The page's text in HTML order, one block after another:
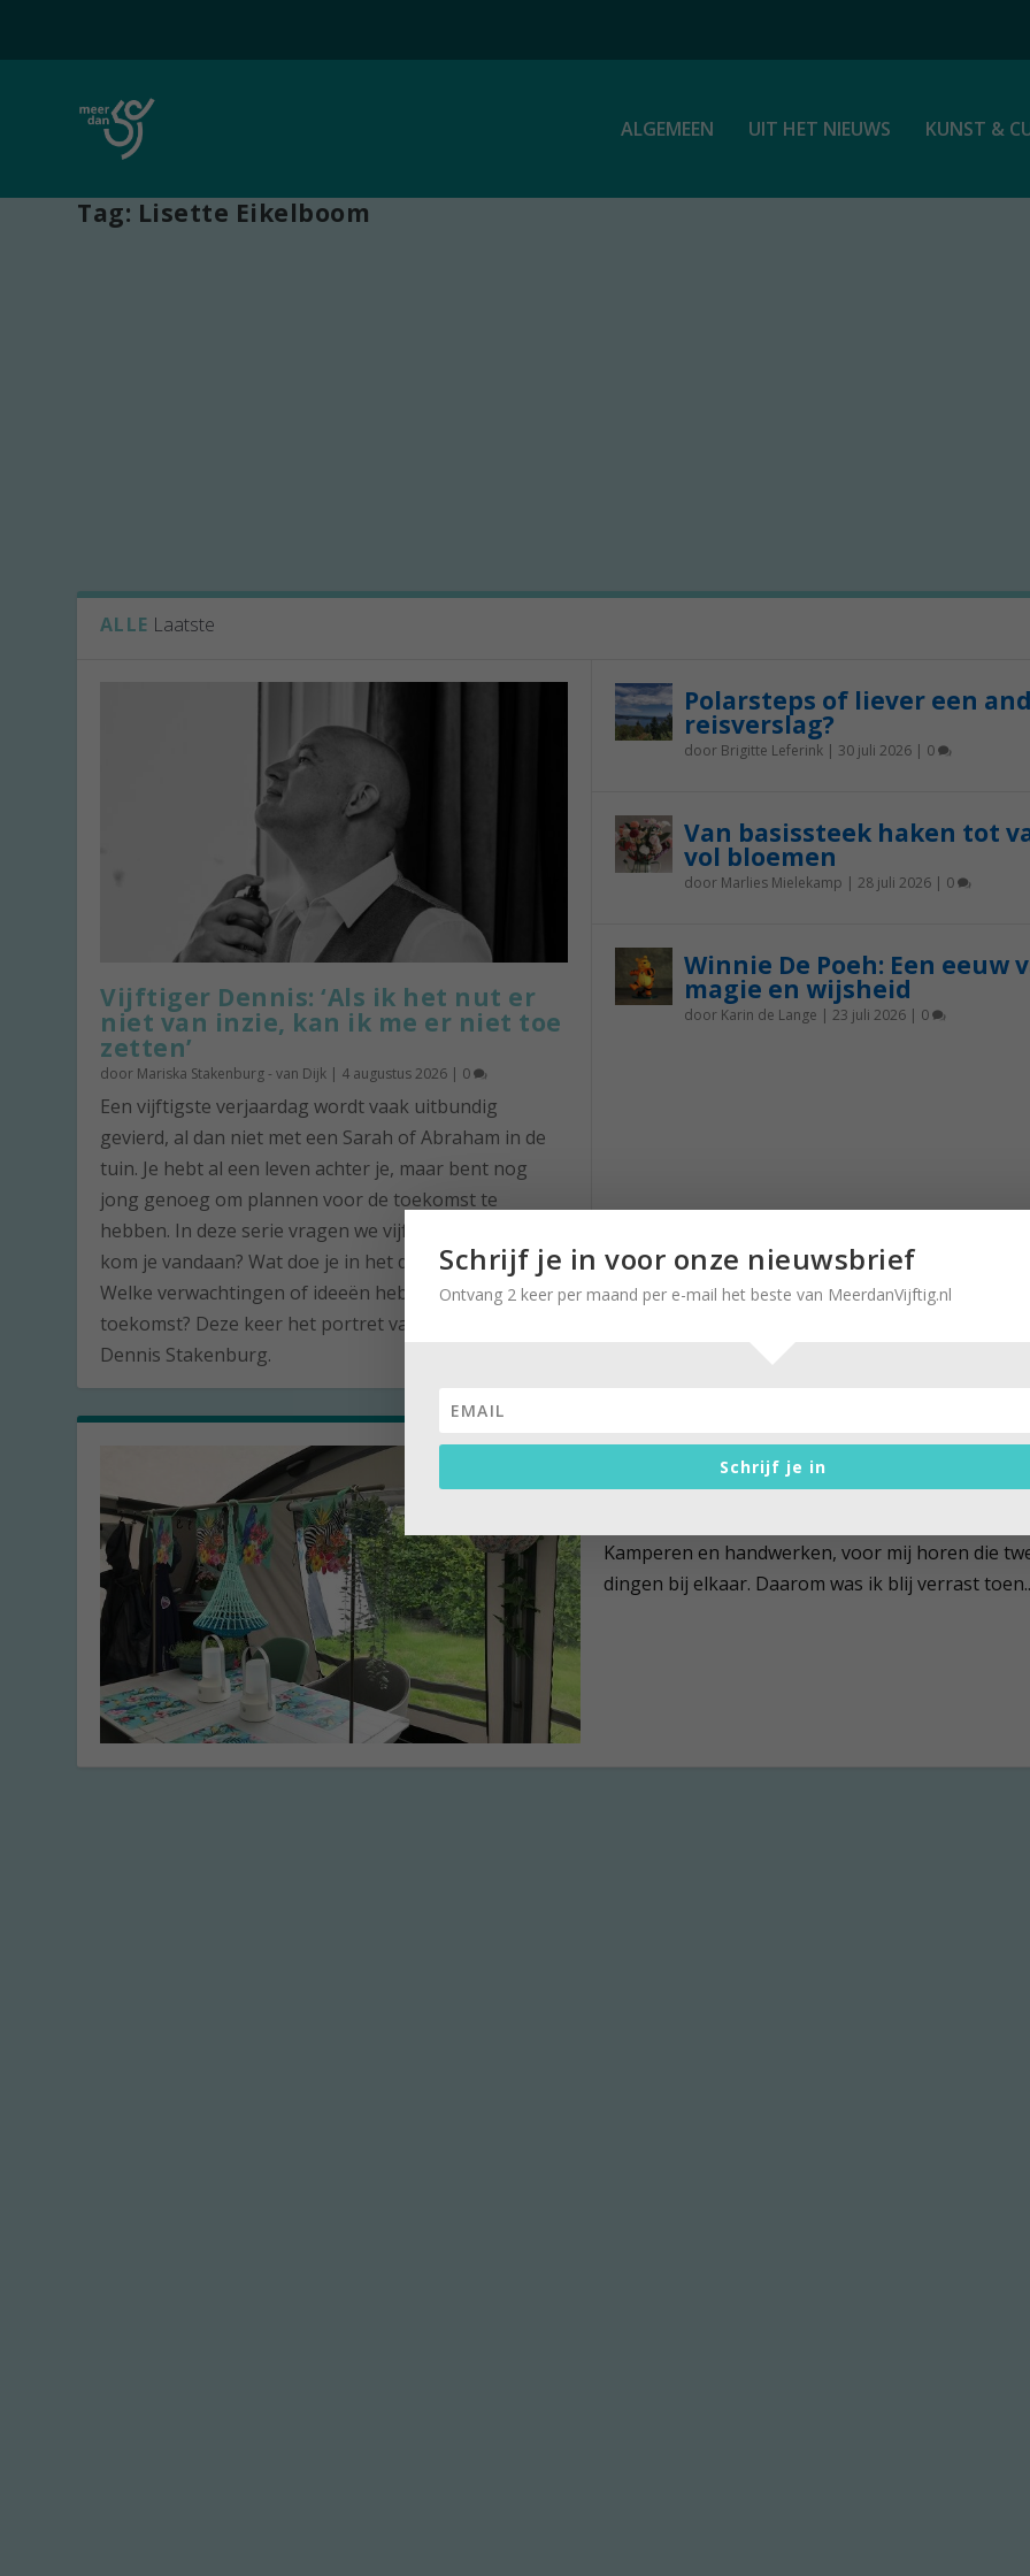
ALGEMEEN UIT HET NIEUWS KUNST &
Tag: Lisette Eikelboom
ALLE Laatste
Vijftiger Dennis: ‘Als ik het nut er
niet van inzie, kan ik me er niet toe
zetten’
door Mariska Stakenburg - van Dijk | 4 augustus 2026 | 0
Een vijftigste verjaardag wordt vaak uitbundig
gevierd, al dan niet met een Sarah of Abraham in de
tuin. Je hebt al een leven achter je, maar bent nog
jong genoeg om plannen voor de toekomst te
hebben. In deze serie vragen we vijftigjarigen: waar
kom je vandaan? Wat doe je in het dagelijks leven?
Welke verwachtingen of ideeën heb je voor de
toekomst? Deze keer het portret van de vijftiger
Dennis Stakenburg.
Polarsteps of liever een
reisverslag?
door Brigitte Leferink| 30 juli 2026| 0
Van basissteek haken tot
vol bloemen
door Marlies Mielekamp | 28 juli 2026| 0
Winnie De Poeh: Een eeuw
magie en wijsheid
door Karin de Lange | 23 juli 2026| 0
Wat een leuk boek over
op de camping!
Kamperen en handwerken, voor mij horen die
dingen bij elkaar. Daarom was ik blij verrast
Schrijf je in voor onze nieuwsbrief
Ontvang 2 keer per maand per e-mail het beste van MeerdanVijftig.nl
Schrijf je in